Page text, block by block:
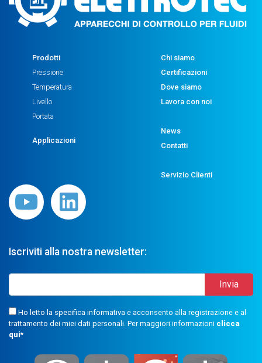
Prodotti
Pressione
Temperatura
Livello
Portata
Applicazioni
Chi siamo
Certificazioni
Dove siamo
Lavora con noi
News
Contatti
Servizio Clienti
Iscriviti alla nostra newsletter:
Ho letto la specifica informativa e acconsento alla registrazione e al
trattamento dei miei dati personali. Per maggiori informazioni clicca
qui*